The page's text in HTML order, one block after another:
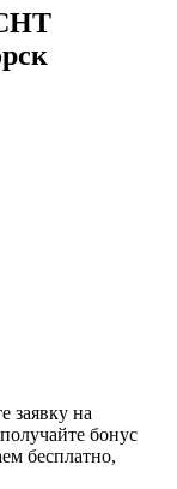
заявку на
бонус
бесплатно,